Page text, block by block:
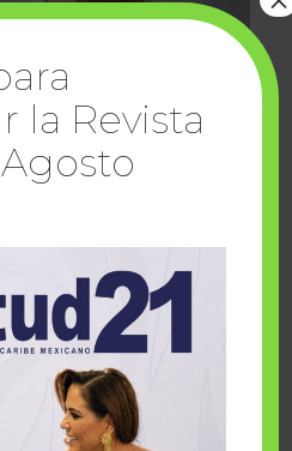
inspira; cumplen
y Make-A-Wish
la Revista